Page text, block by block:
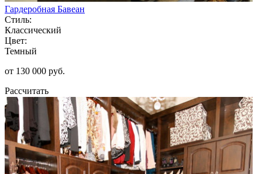
Гардеробная Бавеан
Стиль:
Классический
Цвет:
Темный
от 130 000 руб.
Рассчитать